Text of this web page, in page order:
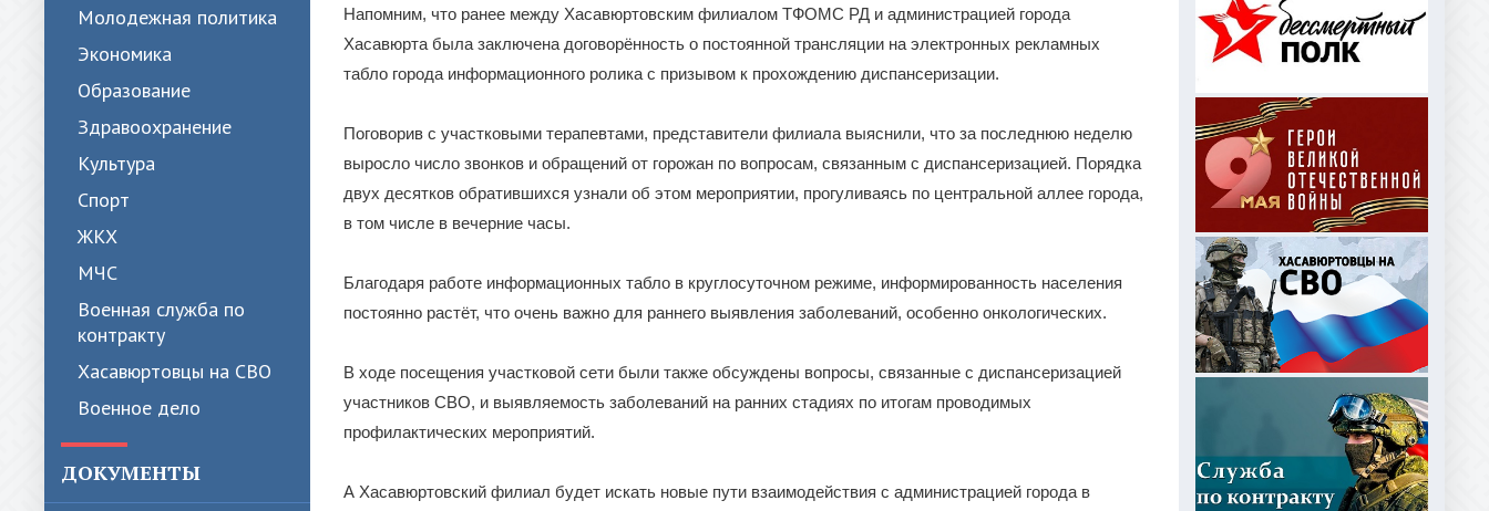
Молодежная политика
Экономика
Образование
Здравоохранение
Культура
Спорт
ЖКХ
МЧС
Военная служба по
контракту
Хасавюртовцы на СВО
Военное дело
ДОКУМЕНТЫ
Напомним, что ранее между Хасавюртовским филиалом ТФОМС РД и администрацией города
Хасавюрта была заключена договорённость о постоянной трансляции на электронных рекламных
табло города информационного ролика с призывом к прохождению диспансеризации.
Поговорив с участковыми терапевтами, представители филиала выяснили, что за последнюю неделю
выросло число звонков и обращений от горожан по вопросам, связанным с диспансеризацией. Порядка
двух десятков обратившихся узнали об этом мероприятии, прогуливаясь по центральной аллее города,
в том числе в вечерние часы.
Благодаря работе информационных табло в круглосуточном режиме, информированность населения
постоянно растёт, что очень важно для раннего выявления заболеваний, особенно онкологических.
В ходе посещения участковой сети были также обсуждены вопросы, связанные с диспансеризацией
участников СВО, и выявляемость заболеваний на ранних стадиях по итогам проводимых
профилактических мероприятий.
А Хасавюртовский филиал будет искать новые пути взаимодействия с администрацией города в